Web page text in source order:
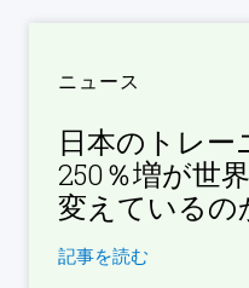
ニュース
日本のトレー
250％増が世
変えているの
記事を読む